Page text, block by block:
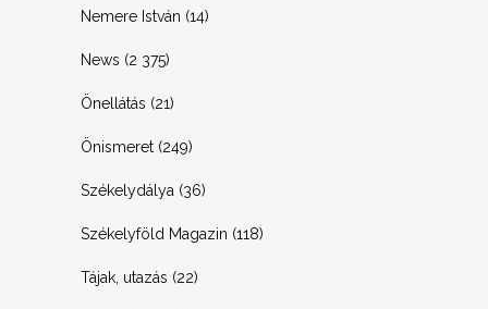
Nemere István (14)
News (2 375)
Önellátás (21)
Önismeret (249)
Székelydálya (36)
Székelyföld Magazin (118)
Tájak, utazás (22)